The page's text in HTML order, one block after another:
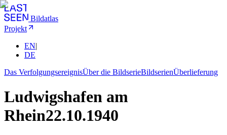
Bildatlas
Projekt
EN|
DE
Das VerfolgungsereignisÜber die BildserieBildserienÜberlieferung
Ludwigshafen am
Rhein22.10.1940